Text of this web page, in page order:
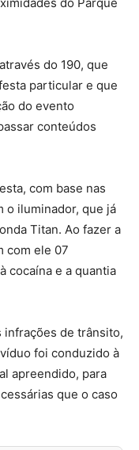
do 190, que
particular e que
do evento
conteúdos
com base nas
o iluminador, que já
Titan. Ao fazer a
com ele 07
cocaína e a quantia
infrações de trânsito,
foi conduzido à
apreendido, para
que o caso